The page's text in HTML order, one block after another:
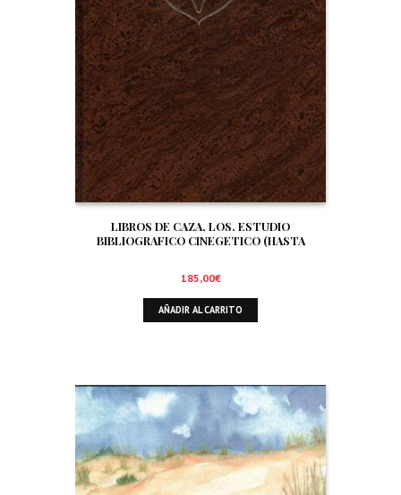
LIBROS DE CAZA, LOS. ESTUDIO
BIBLIOGRAFICO CINEGETICO (HASTA
185,00€
AÑADIR AL CARRITO